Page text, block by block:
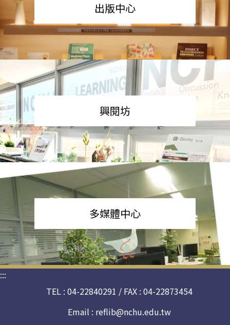
出版中心
興閱坊
多媒體中心
:::
TEL : 04-22840291 / FAX : 04-22873454
Email : reflib@nchu.edu.tw